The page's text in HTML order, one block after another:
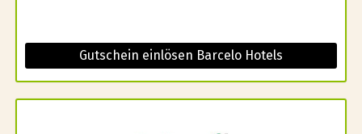
Gutschein einlösen Barcelo Hotels